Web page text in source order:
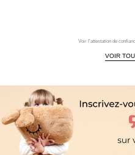
Voir l'attestation de
VOIR